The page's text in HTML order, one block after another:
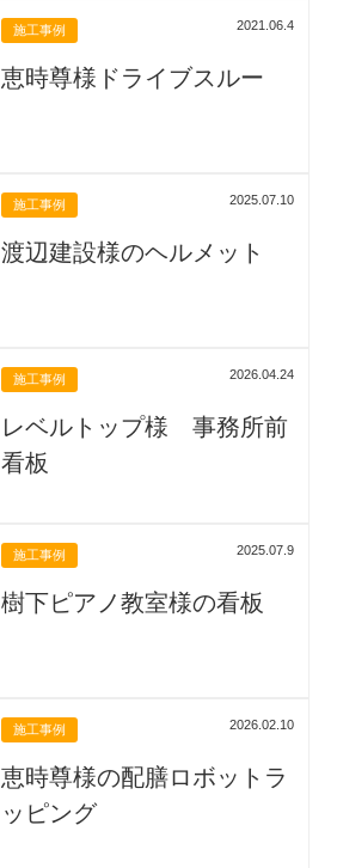
施工事例 2021.06.4
恵時尊様ドライブスルー
施工事例 2025.07.10
渡辺建設様のヘルメット
施工事例 2026.04.24
レベルトップ様 事務所前
看板
施工事例 2025.07.9
樹下ピアノ教室様の看板
施工事例 2026.02.10
恵時尊様の配膳ロボットラ
ッピング